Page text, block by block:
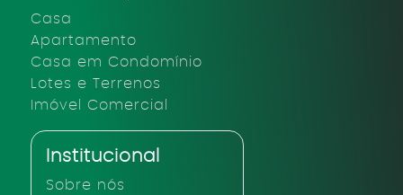
Casa
Apartamento
Casa em Condomínio
Lotes e Terrenos
Imóvel Comercial
Institucional
Sobre nós